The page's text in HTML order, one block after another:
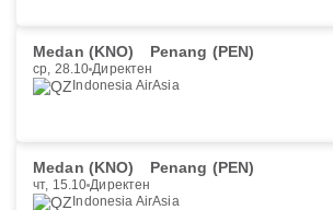
Medan (KNO) Penang (PEN)
ср, 28.10 Директен
Indonesia AirAsia
Medan (KNO) Penang (PEN)
чт, 15.10 Директен
Indonesia AirAsia